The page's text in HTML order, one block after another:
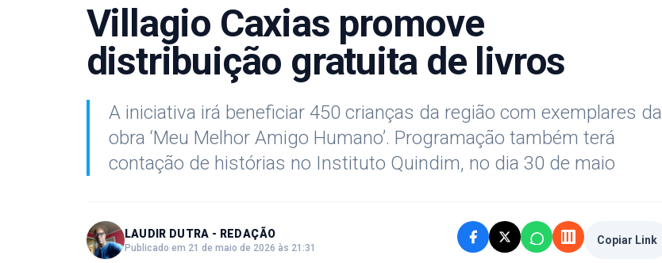
Villagio Caxias promove
distribuição gratuita de livros
A iniciativa irá beneficiar 450 crianças da região com exemplares da
obra ‘Meu Melhor Amigo Humano’. Programação também terá
contação de histórias no Instituto Quindim, no dia 30 de maio
LAUDIR DUTRA - REDAÇÃO
Publicado em 21 de maio de 2026 às 21:31
Copiar Link